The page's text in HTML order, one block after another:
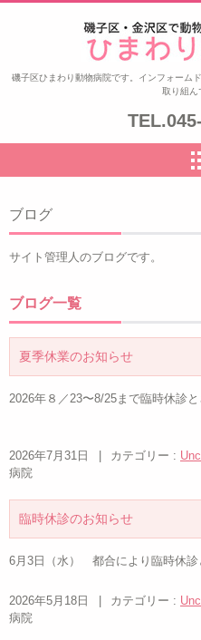
ひまわり動物病
区|夜8時まで診
磯子区ひまわり動物病院です。インフォーム
取り組ん
TEL.
ブログ
サイト管理人のブログです。
ブログ一覧
夏季休業のお知らせ
2026年８／23〜8/25まで臨時休診と
2026年7月31日 カテゴリー :
病院
臨時休診のお知らせ
6月3日（水） 都合により臨時休診
2026年5月18日 カテゴリー :
病院